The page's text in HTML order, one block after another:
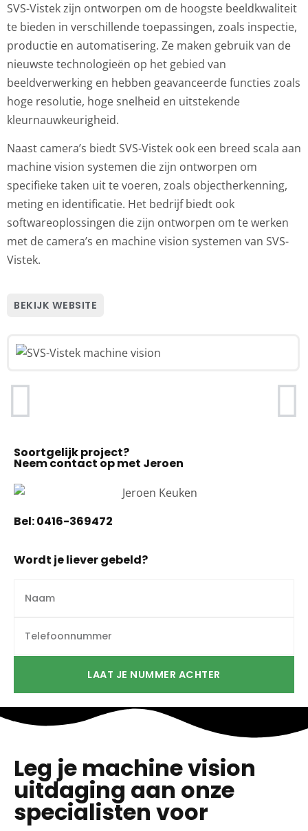
SVS-Vistek zijn ontworpen om de hoogste beeldkwaliteit
te bieden in verschillende toepassingen, zoals inspectie,
productie en automatisering. Ze maken gebruik van de
nieuwste technologieën op het gebied van
beeldverwerking en hebben geavanceerde functies zoals
hoge resolutie, hoge snelheid en uitstekende
kleurnauwkeurigheid.
Naast camera’s biedt SVS-Vistek ook een breed scala aan
machine vision systemen die zijn ontworpen om
specifieke taken uit te voeren, zoals objectherkenning,
meting en identificatie. Het bedrijf biedt ook
softwareoplossingen die zijn ontworpen om te werken
met de camera’s en machine vision systemen van SVS-
Vistek.
BEKIJK WEBSITE
Soortgelijk project?
Neem contact op met Jeroen
Bel:0416-369472
Wordt je liever gebeld?
LAAT JE NUMMER ACHTER
Leg je machine vision
uitdaging aan onze
specialisten voor